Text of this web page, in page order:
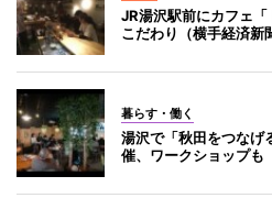
JR湯沢駅前にカフェ
こだわり（横手経済新
暮らす・働く
湯沢で「秋田をつなげ
催、ワークショップも